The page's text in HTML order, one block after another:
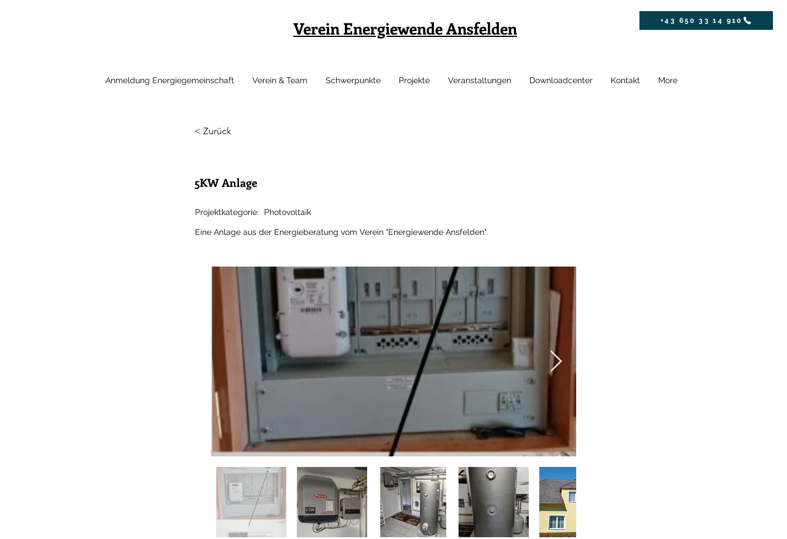
Verein Energiewende Ansfelden +43 650 33 14 910
Anmeldung Energiegemeinschaft Verein & Team Schwerpunkte Projekte Veranstaltungen Downloadcenter Kontakt More
< Zurück
5KW Anlage
Projektkategorie: Photovoltaik
Eine Anlage aus der Energieberatung vom Verein "Energiewende Ansfelden".